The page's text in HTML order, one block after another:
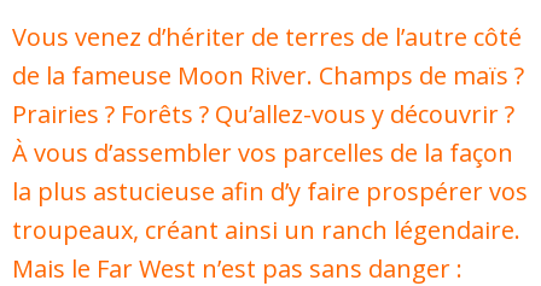
Vous venez d’hériter de terres de l’autre côté
de la fameuse Moon River. Champs de maïs ?
Prairies ? Forêts ? Qu’allez-vous y découvrir ?
À vous d’assembler vos parcelles de la façon
la plus astucieuse afin d’y faire prospérer vos
troupeaux, créant ainsi un ranch légendaire.
Mais le Far West n’est pas sans danger :